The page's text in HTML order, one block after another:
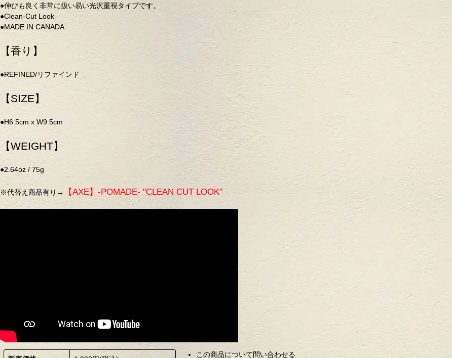
●伸びも良く非常に扱い易い光沢重視タイプです。
●Clean-Cut Look
●MADE IN CANADA
【香り】
●REFINED/リファインド
【SIZE】
●H6.5cm x W9.5cm
【WEIGHT】
●2.64oz / 75g
※代替え商品有り→ 【AXE】-POMADE- "CLEAN CUT LOOK"
この商品について問い合わせる